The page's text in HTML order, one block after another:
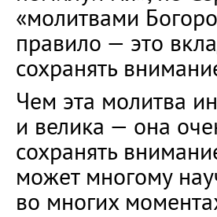
«молитвами
правило — это
сохранять
Чем эта молитва
и велика — она
сохранять
может многому
во многих